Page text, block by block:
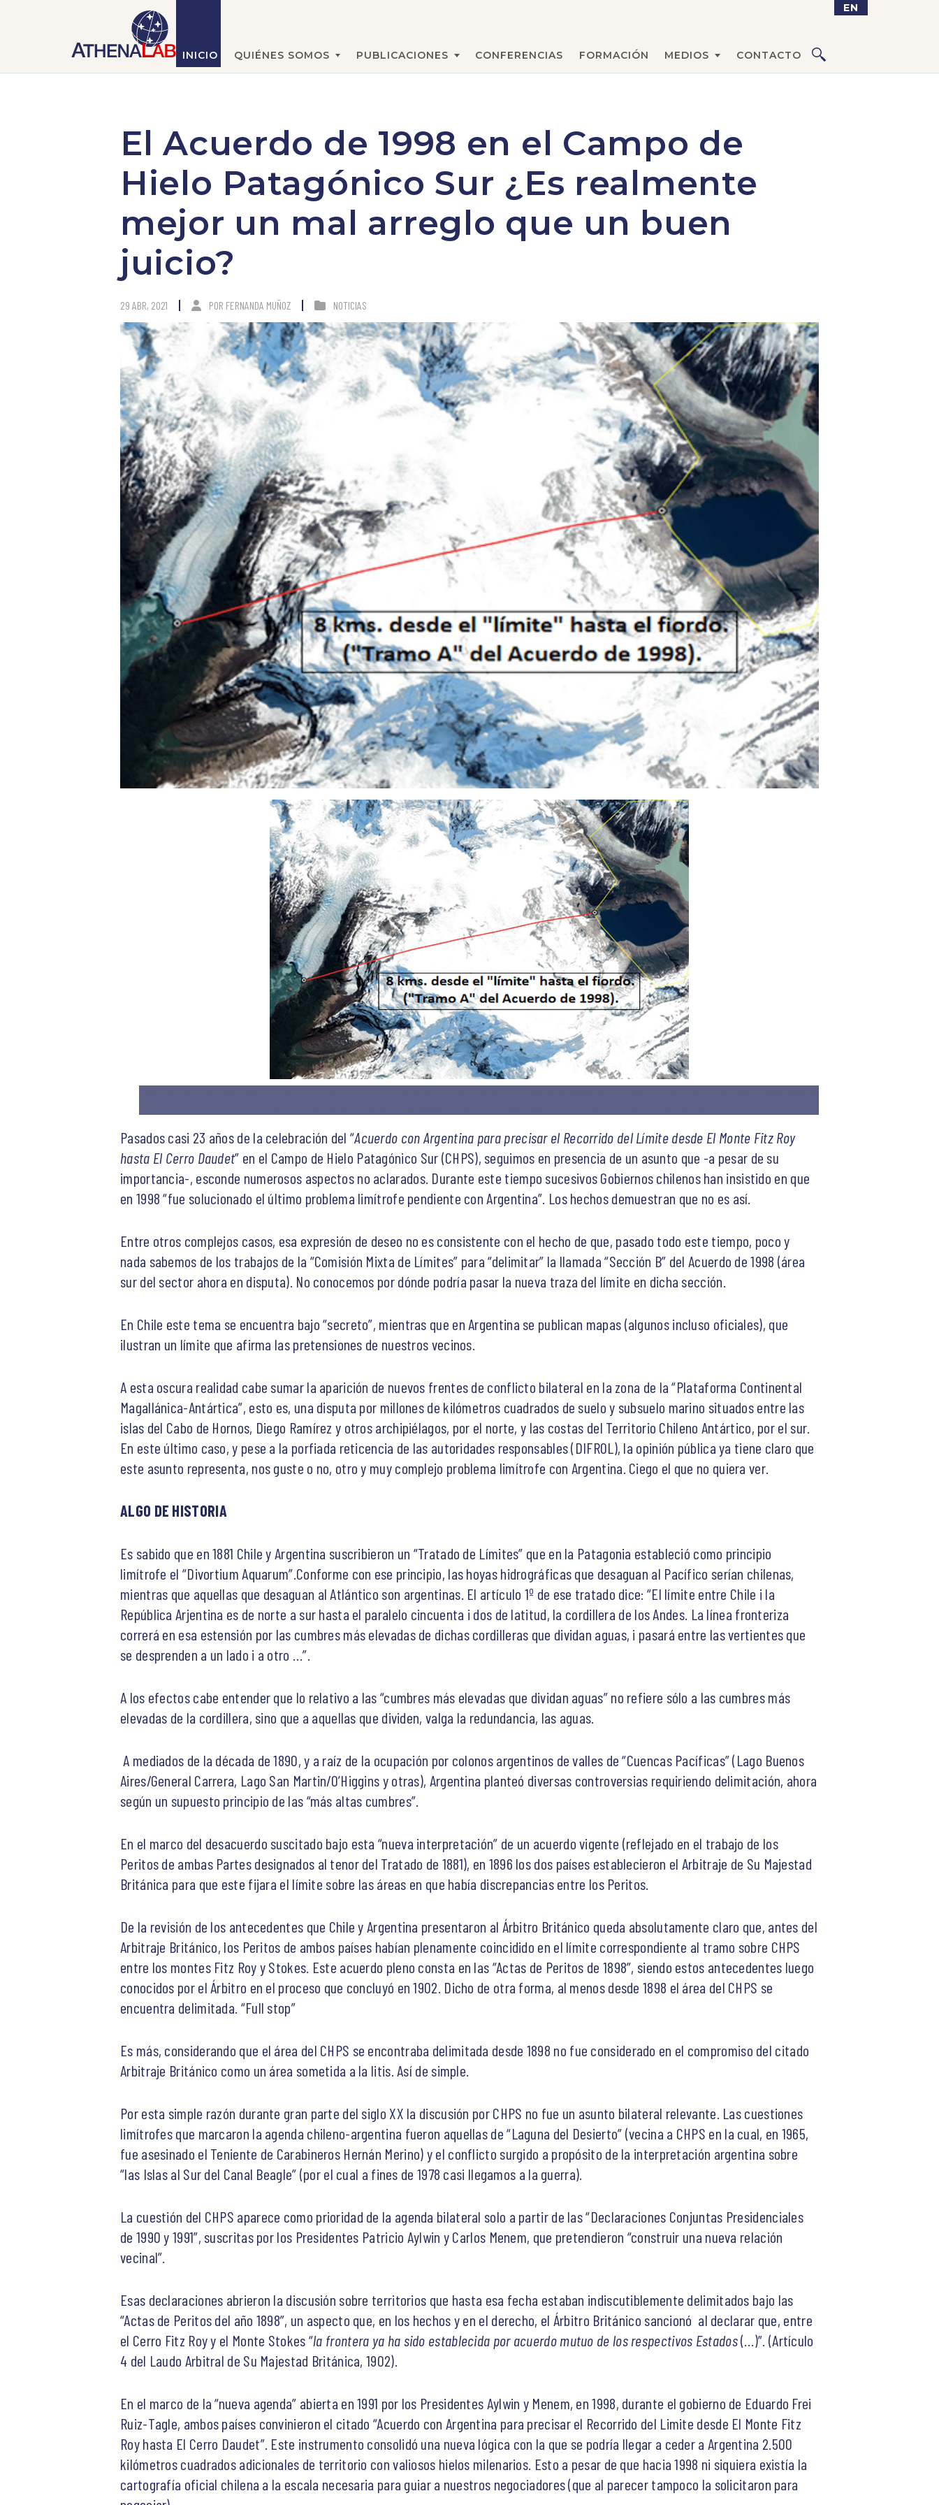
INICIO QUIÉNES SOMOS PUBLICACIONES CONFERENCIAS FORMACIÓN MEDIOS CONTACTO
BUSCAR
EN
El Acuerdo de 1998 en el Campo de
Hielo Patagónico Sur ¿Es realmente
mejor un mal arreglo que un buen
juicio?
29 ABR, 2021 POR FERNANDA MUÑOZ NOTICIAS
Pasados casi 23 años de la celebración del “Acuerdo con Argentina para precisar el Recorrido del Límite desde El Monte Fitz Roy
hasta El Cerro Daudet” en el Campo de Hielo Patagónico Sur (CHPS), seguimos en presencia de un asunto que -a pesar de su
importancia-, esconde numerosos aspectos no aclarados. Durante este tiempo sucesivos Gobiernos chilenos han insistido en que
en 1998 “fue solucionado el último problema limítrofe pendiente con Argentina”. Los hechos demuestran que no es así.
Entre otros complejos casos, esa expresión de deseo no es consistente con el hecho de que, pasado todo este tiempo, poco y
nada sabemos de los trabajos de la “Comisión Mixta de Límites” para “delimitar” la llamada “Sección B” del Acuerdo de 1998 (área
sur del sector ahora en disputa). No conocemos por dónde podría pasar la nueva traza del límite en dicha sección.
En Chile este tema se encuentra bajo “secreto”, mientras que en Argentina se publican mapas (algunos incluso oficiales), que
ilustran un límite que afirma las pretensiones de nuestros vecinos.
A esta oscura realidad cabe sumar la aparición de nuevos frentes de conflicto bilateral en la zona de la “Plataforma Continental
Magallánica-Antártica”, esto es, una disputa por millones de kilómetros cuadrados de suelo y subsuelo marino situados entre las
islas del Cabo de Hornos, Diego Ramírez y otros archipiélagos, por el norte, y las costas del Territorio Chileno Antártico, por el sur.
En este último caso, y pese a la porfiada reticencia de las autoridades responsables (DIFROL), la opinión pública ya tiene claro que
este asunto representa, nos guste o no, otro y muy complejo problema limítrofe con Argentina. Ciego el que no quiera ver.
ALGO DE HISTORIA
Es sabido que en 1881 Chile y Argentina suscribieron un “Tratado de Límites” que en la Patagonia estableció como principio
limítrofe el “Divortium Aquarum”.Conforme con ese principio, las hoyas hidrográficas que desaguan al Pacífico serían chilenas,
mientras que aquellas que desaguan al Atlántico son argentinas. El artículo 1º de ese tratado dice: “El límite entre Chile i la
República Arjentina es de norte a sur hasta el paralelo cincuenta i dos de latitud, la cordillera de los Andes. La línea fronteriza
correrá en esa estensión por las cumbres más elevadas de dichas cordilleras que dividan aguas, i pasará entre las vertientes que
se desprenden a un lado i a otro …”.
A los efectos cabe entender que lo relativo a las “cumbres más elevadas que dividan aguas” no refiere sólo a las cumbres más
elevadas de la cordillera, sino que a aquellas que dividen, valga la redundancia, las aguas.
A mediados de la década de 1890, y a raíz de la ocupación por colonos argentinos de valles de “Cuencas Pacíficas” (Lago Buenos
Aires/General Carrera, Lago San Martin/O’Higgins y otras), Argentina planteó diversas controversias requiriendo delimitación, ahora
según un supuesto principio de las “más altas cumbres”.
En el marco del desacuerdo suscitado bajo esta “nueva interpretación” de un acuerdo vigente (reflejado en el trabajo de los
Peritos de ambas Partes designados al tenor del Tratado de 1881), en 1896 los dos países establecieron el Arbitraje de Su Majestad
Británica para que este fijara el límite sobre las áreas en que había discrepancias entre los Peritos.
De la revisión de los antecedentes que Chile y Argentina presentaron al Árbitro Británico queda absolutamente claro que, antes del
Arbitraje Británico, los Peritos de ambos países habían plenamente coincidido en el límite correspondiente al tramo sobre CHPS
entre los montes Fitz Roy y Stokes. Este acuerdo pleno consta en las “Actas de Peritos de 1898”, siendo estos antecedentes luego
conocidos por el Árbitro en el proceso que concluyó en 1902. Dicho de otra forma, al menos desde 1898 el área del CHPS se
encuentra delimitada. “Full stop”
Es más, considerando que el área del CHPS se encontraba delimitada desde 1898 no fue considerado en el compromiso del citado
Arbitraje Británico como un área sometida a la litis. Así de simple.
Por esta simple razón durante gran parte del siglo XX la discusión por CHPS no fue un asunto bilateral relevante. Las cuestiones
limítrofes que marcaron la agenda chileno-argentina fueron aquellas de “Laguna del Desierto” (vecina a CHPS en la cual, en 1965,
fue asesinado el Teniente de Carabineros Hernán Merino) y el conflicto surgido a propósito de la interpretación argentina sobre
“las Islas al Sur del Canal Beagle” (por el cual a fines de 1978 casi llegamos a la guerra).
La cuestión del CHPS aparece como prioridad de la agenda bilateral solo a partir de las “Declaraciones Conjuntas Presidenciales
de 1990 y 1991”, suscritas por los Presidentes Patricio Aylwin y Carlos Menem, que pretendieron “construir una nueva relación
vecinal”.
Esas declaraciones abrieron la discusión sobre territorios que hasta esa fecha estaban indiscutiblemente delimitados bajo las
“Actas de Peritos del año 1898”, un aspecto que, en los hechos y en el derecho, el Árbitro Británico sancionó al declarar que, entre
el Cerro Fitz Roy y el Monte Stokes “la frontera ya ha sido establecida por acuerdo mutuo de los respectivos Estados(…)”. (Artículo
4 del Laudo Arbitral de Su Majestad Británica, 1902).
En el marco de la “nueva agenda” abierta en 1991 por los Presidentes Aylwin y Menem, en 1998, durante el gobierno de Eduardo Frei
Ruiz-Tagle, ambos países convinieron el citado “Acuerdo con Argentina para precisar el Recorrido del Limite desde El Monte Fitz
Roy hasta El Cerro Daudet”. Este instrumento consolidó una nueva lógica con la que se podría llegar a ceder a Argentina 2.500
kilómetros cuadrados adicionales de territorio con valiosos hielos milenarios. Esto a pesar de que hacia 1998 ni siquiera existía la
cartografía oficial chilena a la escala necesaria para guiar a nuestros negociadores (que al parecer tampoco la solicitaron para